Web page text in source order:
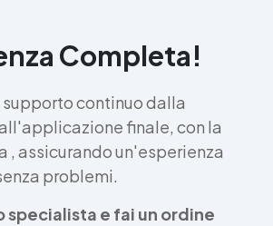
Completa!
supporto continuo dalla
finale, con la
, assicurando un'esperienza
problemi.
specialista e fai un ordine